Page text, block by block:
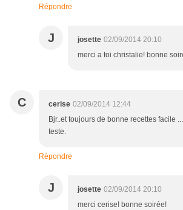
Répondre
J josette 02/09/2014 20:10
merci a toi christalie! bonne
C cerise 02/09/2014 12:44
Bjr..et toujours de bonne recettes facile
teste.
Répondre
J josette 02/09/2014 20:10
merci cerise! bonne soirée!